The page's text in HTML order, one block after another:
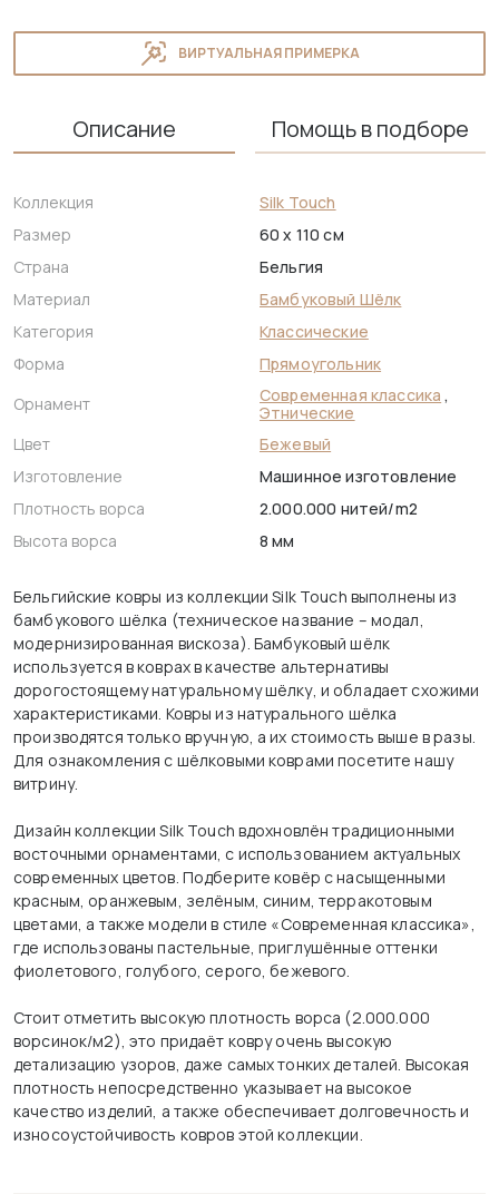
ВИРТУАЛЬНАЯ ПРИМЕРКА
Описание Помощь в подборе
Коллекция
Silk Touch
Размер
60 x 110 см
Страна
Бельгия
Материал
Бамбуковый Шёлк
Категория
Классические
Форма
Прямоугольник
Орнамент
Современная классика ,
Этнические
Цвет
Бежевый
Изготовление
Машинное изготовление
Плотность ворса
2.000.000 нитей/m2
Высота ворса
8 мм
Бельгийские ковры из коллекции Silk Touch выполнены из
бамбукового шёлка (техническое название – модал,
модернизированная вискоза). Бамбуковый шёлк
используется в коврах в качестве альтернативы
дорогостоящему натуральному шёлку, и обладает схожими
характеристиками. Ковры из натурального шёлка
производятся только вручную, а их стоимость выше в разы.
Для ознакомления с шёлковыми коврами посетите нашу
витрину.
Дизайн коллекции Silk Touch вдохновлён традиционными
восточными орнаментами, с использованием актуальных
современных цветов. Подберите ковёр с насыщенными
красным, оранжевым, зелёным, синим, терракотовым
цветами, а также модели в стиле «Современная классика»,
где использованы пастельные, приглушённые оттенки
фиолетового, голубого, серого, бежевого.
Стоит отметить высокую плотность ворса (2.000.000
ворсинок/м2), это придаёт ковру очень высокую
детализацию узоров, даже самых тонких деталей. Высокая
плотность непосредственно указывает на высокое
качество изделий, а также обеспечивает долговечность и
износоустойчивость ковров этой коллекции.